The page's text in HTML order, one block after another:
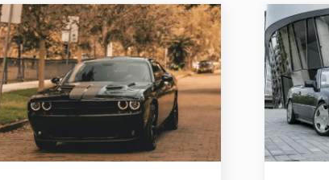
peuvent nuire à l’efficacité du film et au
rendu final.Découvre ici les 10 erreurs à
éviter absolument, avec des conseils
concrets et des solutions
professionnelles.